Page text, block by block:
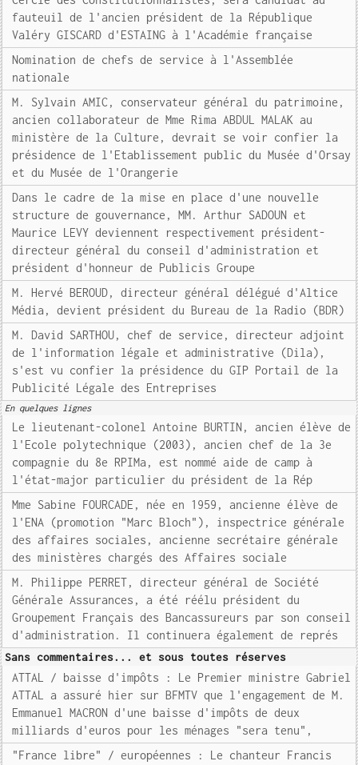
fauteuil de l'ancien président de la République
Valéry GISCARD d'ESTAING à l'Académie française
Nomination de chefs de service à l'Assemblée
nationale
M. Sylvain AMIC, conservateur général du patrimoine,
ancien collaborateur de Mme Rima ABDUL MALAK au
ministère de la Culture, devrait se voir confier la
présidence de l'Etablissement public du Musée d'Orsay
et du Musée de l'Orangerie
Dans le cadre de la mise en place d'une nouvelle
structure de gouvernance, MM. Arthur SADOUN et
Maurice LEVY deviennent respectivement président-
directeur général du conseil d'administration et
président d'honneur de Publicis Groupe
M. Hervé BEROUD, directeur général délégué d'Altice
Média, devient président du Bureau de la Radio (BDR)
M. David SARTHOU, chef de service, directeur adjoint
de l'information légale et administrative (Dila),
s'est vu confier la présidence du GIP Portail de la
Publicité Légale des Entreprises
En quelques lignes
Le lieutenant-colonel Antoine BURTIN, ancien élève de
l'Ecole polytechnique (2003), ancien chef de la 3e
compagnie du 8e RPIMa, est nommé aide de camp à
l'état-major particulier du président de la Rép
Mme Sabine FOURCADE, née en 1959, ancienne élève de
l'ENA (promotion "Marc Bloch"), inspectrice générale
des affaires sociales, ancienne secrétaire générale
des ministères chargés des Affaires sociale
M. Philippe PERRET, directeur général de Société
Générale Assurances, a été réélu président du
Groupement Français des Bancassureurs par son conseil
d'administration. Il continuera également de représ
Sans commentaires... et sous toutes réserves
ATTAL / baisse d'impôts : Le Premier ministre Gabriel
ATTAL a assuré hier sur BFMTV que l'engagement de M.
Emmanuel MACRON d'une baisse d'impôts de deux
milliards d'euros pour les ménages "sera tenu",
"France libre" / européennes : Le chanteur Francis